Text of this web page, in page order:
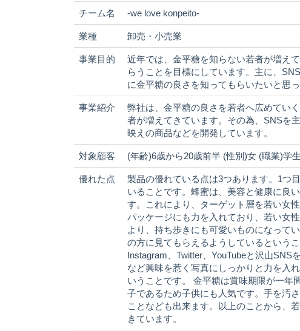
チーム名 -we love konpeito-
業種 卸売・小売業
事業目的
近年では、金平糖を知らない若者が増え
らうことを目標にしています。主に、
に金平糖の良さを知ってもらいたいと思っ
事業紹介
弊社は、金平糖の良さを若者へ広めてい
者が増えてきています。その為、SNSを
映えの商品などを開発しています。
対象顧客 (年齢)6歳から20歳前半 (性別)女 (職業)学
優れた点
製品の優れている点は3つあります。1つ
いることです。蜂蜜は、美容と健康に良
す。これにより、ターゲット層を若い女
パッケージにも力を入れており、若い女
より、持ち歩きにも可愛いものになって
の方に見てもらえるようしているという
Instagram、Twitter、YouTubeと沢山SNS
など興味を惹く写真にしっかりと力を入
いうことです。 金平糖は賞味期限が一年
子であるため子供にも人気です。手を汚
ことなども出来ます。以上のことから、
きています。